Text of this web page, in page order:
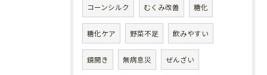
コーンシルク むくみ改善 糖化
糖化ケア 野菜不足 飲みやすい
鏡開き 無病息災 ぜんざい